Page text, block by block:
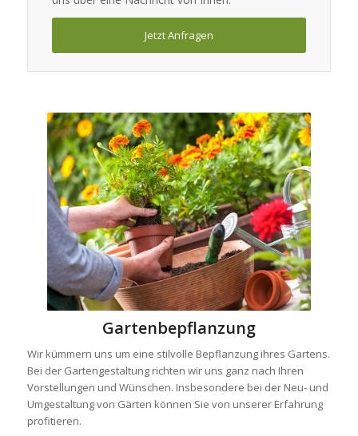
Jetzt Anfragen
Gartenbepflanzung
Wir kümmern uns um eine stilvolle Bepflanzung ihres Gartens.
Bei der Gartengestaltung richten wir uns ganz nach Ihren
Vorstellungen und Wünschen. Insbesondere bei der Neu- und
Umgestaltung von Gärten können Sie von unserer Erfahrung
profitieren.